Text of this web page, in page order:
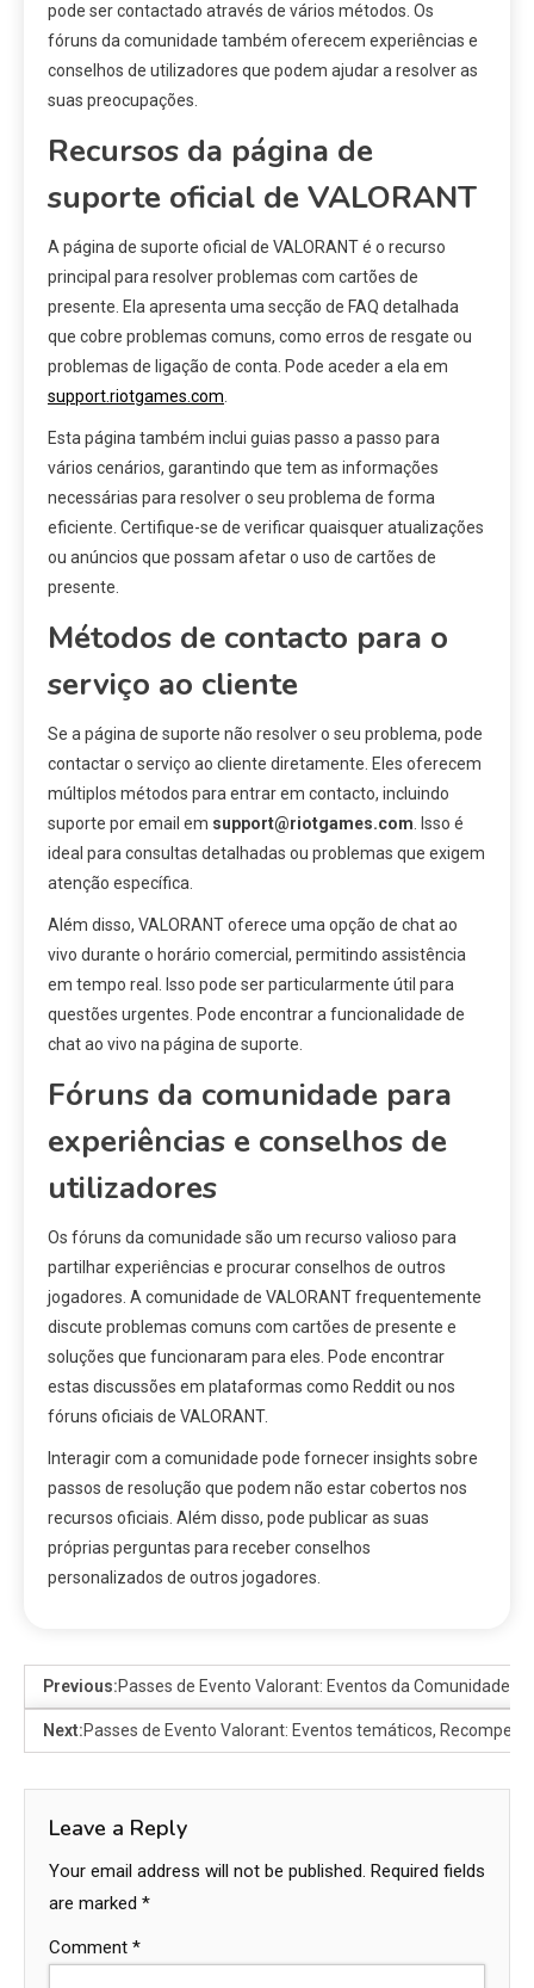
pode ser contactado através de vários métodos. Os
fóruns da comunidade também oferecem experiências e
conselhos de utilizadores que podem ajudar a resolver as
suas preocupações.
Recursos da página de
suporte oficial de VALORANT
A página de suporte oficial de VALORANT é o recurso
principal para resolver problemas com cartões de
presente. Ela apresenta uma secção de FAQ detalhada
que cobre problemas comuns, como erros de resgate ou
problemas de ligação de conta. Pode aceder a ela em
support.riotgames.com.
Esta página também inclui guias passo a passo para
vários cenários, garantindo que tem as informações
necessárias para resolver o seu problema de forma
eficiente. Certifique-se de verificar quaisquer atualizações
ou anúncios que possam afetar o uso de cartões de
presente.
Métodos de contacto para o
serviço ao cliente
Se a página de suporte não resolver o seu problema, pode
contactar o serviço ao cliente diretamente. Eles oferecem
múltiplos métodos para entrar em contacto, incluindo
suporte por email em support@riotgames.com. Isso é
ideal para consultas detalhadas ou problemas que exigem
atenção específica.
Além disso, VALORANT oferece uma opção de chat ao
vivo durante o horário comercial, permitindo assistência
em tempo real. Isso pode ser particularmente útil para
questões urgentes. Pode encontrar a funcionalidade de
chat ao vivo na página de suporte.
Fóruns da comunidade para
experiências e conselhos de
utilizadores
Os fóruns da comunidade são um recurso valioso para
partilhar experiências e procurar conselhos de outros
jogadores. A comunidade de VALORANT frequentemente
discute problemas comuns com cartões de presente e
soluções que funcionaram para eles. Pode encontrar
estas discussões em plataformas como Reddit ou nos
fóruns oficiais de VALORANT.
Interagir com a comunidade pode fornecer insights sobre
passos de resolução que podem não estar cobertos nos
recursos oficiais. Além disso, pode publicar as suas
próprias perguntas para receber conselhos
personalizados de outros jogadores.
Previous:Passes de Evento Valorant: Eventos da Comunidade,
Next:Passes de Evento Valorant: Eventos temáticos,
Leave a Reply
Your email address will not be published. Required fields
are marked *
Comment *